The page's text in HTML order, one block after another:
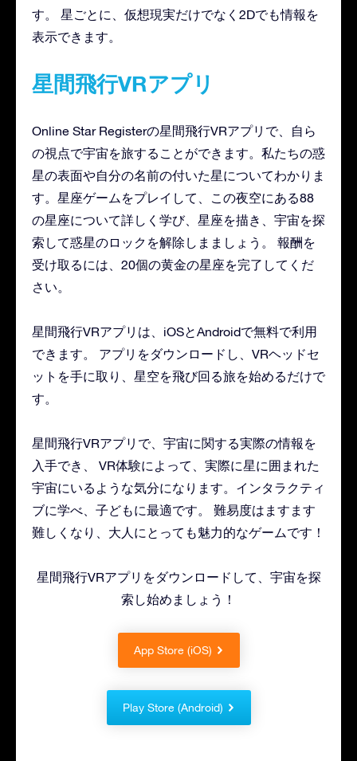
す。 星ごとに、仮想現実だけでなく2Dでも情報を
表示できます。
星間飛行VRアプリ
Online Star Registerの星間飛行VRアプリで、自ら
の視点で宇宙を旅することができます。私たちの惑
星の表面や自分の名前の付いた星についてわかりま
す。星座ゲームをプレイして、この夜空にある88
の星座について詳しく学び、星座を描き、宇宙を探
索して惑星のロックを解除しまましょう。 報酬を
受け取るには、20個の黄金の星座を完了してくだ
さい。
星間飛行VRアプリは、iOSとAndroidで無料で利用
できます。 アプリをダウンロードし、VRヘッドセ
ットを手に取り、星空を飛び回る旅を始めるだけで
す。
星間飛行VRアプリで、宇宙に関する実際の情報を
入手でき、 VR体験によって、実際に星に囲まれた
宇宙にいるような気分になります。インタラクティ
ブに学べ、子どもに最適です。 難易度はますます
難しくなり、大人にとっても魅力的なゲームです！
星間飛行VRアプリをダウンロードして、宇宙を探
索し始めましょう！
App Store (iOS)
Play Store (Android)